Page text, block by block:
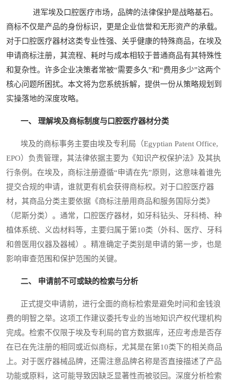
进军埃及口腔医疗市场，品牌的法律保护是战略基石。
商标不仅是产品的身份标识，更是企业信誉和无形资产的承载。
对于口腔医疗器材这类专业性强、关乎健康的特殊商品，在埃及
申请商标注册，其流程、耗时与成本相较于普通商品有其特殊性
和复杂性。许多企业决策者常被“需要多久”和“费用多少”这两个
核心问题所困扰。本文将为您系统拆解，提供一份从策略规划到
实操落地的深度攻略。
一、 理解埃及商标制度与口腔医疗器材分类
埃及的商标事务主要由埃及专利局（Egyptian Patent Office,
EPO）负责管理，其法律依据主要为《知识产权保护法》及其执
行条例。在埃及，商标注册遵循“申请在先”原则，这意味着谁先
提交合规的申请，谁就更有机会获得商标权。对于口腔医疗器
材，其商品分类主要依据《商标注册用商品和服务国际分类》
（尼斯分类）。通常，口腔医疗器材，如牙科钻头、牙科椅、种
植体系统、义齿材料等，主要归属于第10类（外科、医疗、牙科
和兽医用仪器及器械）。精准确定子类别是申请的第一步，也是
影响审查范围和保护范围的关键。
二、 申请前不可或缺的检索与分析
正式提交申请前，进行全面的商标检索是避免时间和金钱浪
费的明智之举。这项工作建议委托专业的当地知识产权代理机构
完成。检索不仅限于埃及专利局的官方数据库，还应考虑是否存
在已在先注册的相同或近似商标，尤其是在第10类下的相关商品
上。对于医疗器械品牌，还需注意品牌名称是否直接描述了产品
功能或原料，这可能导致因缺乏显著性而被驳回。深度分析检索